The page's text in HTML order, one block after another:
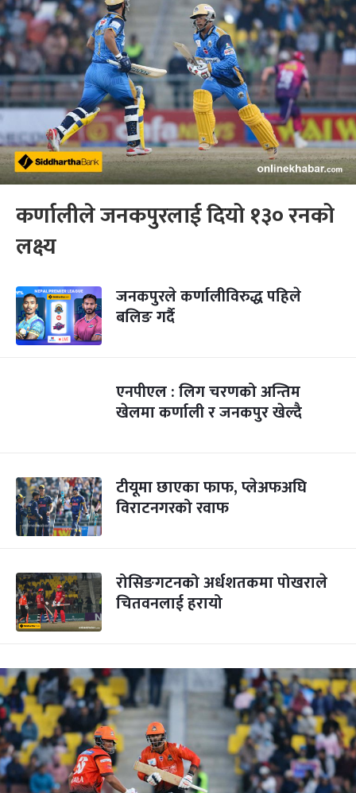
कर्णालीले जनकपुरलाई दियो १३० रनको
लक्ष्य
जनकपुरले कर्णालीविरुद्ध पहिले
बलिङ गर्दै
एनपीएल : लिग चरणको अन्तिम
खेलमा कर्णाली र जनकपुर खेल्दै
टीयूमा छाएका फाफ, प्लेअफअघि
विराटनगरको रवाफ
रोसिङगटनको अर्धशतकमा पोखराले
चितवनलाई हरायो